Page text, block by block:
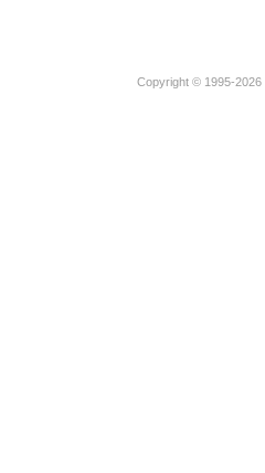
Copyright © 1995-2026